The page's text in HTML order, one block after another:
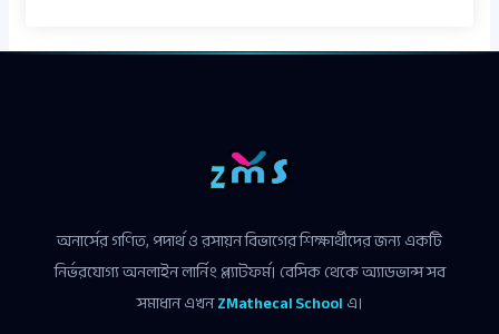
অনার্সের গণিত, পদার্থ ও রসায়ন বিভাগের শিক্ষার্থীদের জন্য একটি
নির্ভরযোগ্য অনলাইন লার্নিং প্ল্যাটফর্ম। বেসিক থেকে অ্যাডভান্স সব
সমাধান এখনZMathecal Schoolএ।